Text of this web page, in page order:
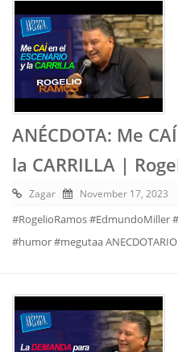
ANÉCDOTA: Me
la CARRILLA |
Zagar November 17, 2023
#RogelioRamos #EdmundoMiller
#humor #megutaa